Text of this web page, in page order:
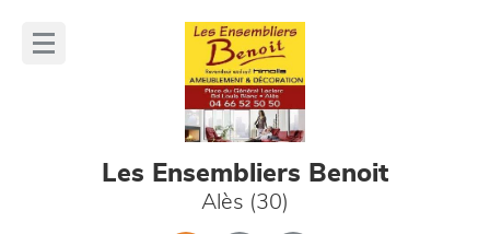
Les Ensembliers Benoit
Alès (30)